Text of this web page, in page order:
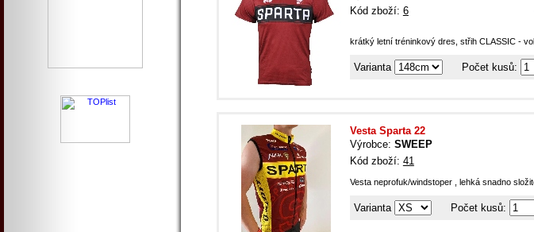
Kód zboží: 6
krátký letní tréninkový dres, střih CLASSIC -
Varianta Počet kusů:
Vesta Sparta 22
Výrobce: SWEEP
Kód zboží: 41
Vesta neprofuk/windstoper , lehká snadno
Varianta Počet kusů: